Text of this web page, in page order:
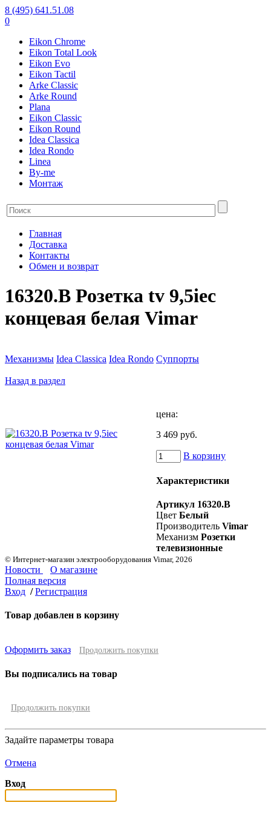
8 (495) 641.51.08
0
Eikon Chrome
Eikon Total Look
Eikon Evo
Eikon Tactil
Arke Classic
Arke Round
Plana
Eikon Classic
Eikon Round
Idea Classica
Idea Rondo
Linea
By-me
Монтаж
Главная
Доставка
Контакты
Обмен и возврат
16320.B Розетка tv 9,5iec
концевая белая Vimar
Механизмы Idea Classica Idea Rondo Суппорты
Назад в раздел
цена:
3 469 руб.
В корзину
Характеристики
Артикул 16320.B
Цвет Белый
Производитель Vimar
Механизм Розетки
телевизионные
© Интернет-магазин электрооборудования Vimar, 2026
Новости
О магазине
Полная версия
Вход / Регистрация
Товар добавлен в корзину
Оформить заказ Продолжить покупки
Вы подписались на товар
Продолжить покупки
Задайте параметры товара
Отмена
Вход